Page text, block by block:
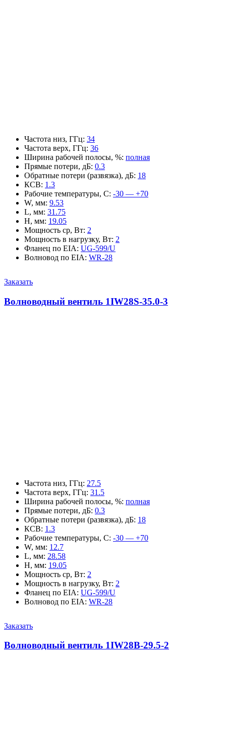
Частота низ, ГГц: 34
Частота верх, ГГц: 36
Ширина рабочей полосы, %: полная
Прямые потери, дБ: 0.3
Обратные потери (развязка), дБ: 18
КСВ: 1.3
Рабочие температуры, С: -30 — +70
W, мм: 9.53
L, мм: 31.75
H, мм: 19.05
Мощность ср, Вт: 2
Мощность в нагрузку, Вт: 2
Фланец по EIA: UG-599/U
Волновод по EIA: WR-28
Заказать
Волноводный вентиль 1IW28S-35.0-3
Частота низ, ГГц: 27.5
Частота верх, ГГц: 31.5
Ширина рабочей полосы, %: полная
Прямые потери, дБ: 0.3
Обратные потери (развязка), дБ: 18
КСВ: 1.3
Рабочие температуры, С: -30 — +70
W, мм: 12.7
L, мм: 28.58
H, мм: 19.05
Мощность ср, Вт: 2
Мощность в нагрузку, Вт: 2
Фланец по EIA: UG-599/U
Волновод по EIA: WR-28
Заказать
Волноводный вентиль 1IW28B-29.5-2